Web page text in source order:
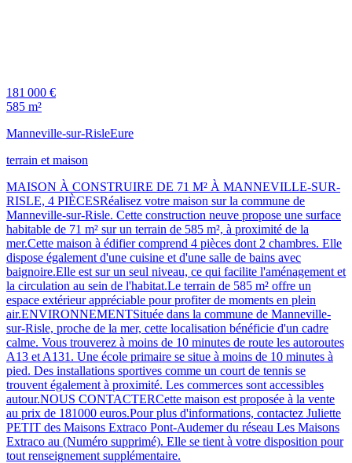
181 000 €
585 m²
Manneville-sur-RisleEure
terrain et maison
MAISON À CONSTRUIRE DE 71 M² À MANNEVILLE-SUR-
RISLE, 4 PIÈCESRéalisez votre maison sur la commune de
Manneville-sur-Risle. Cette construction neuve propose une surface
habitable de 71 m² sur un terrain de 585 m², à proximité de la
mer.Cette maison à édifier comprend 4 pièces dont 2 chambres. Elle
dispose également d'une cuisine et d'une salle de bains avec
baignoire.Elle est sur un seul niveau, ce qui facilite l'aménagement et
la circulation au sein de l'habitat.Le terrain de 585 m² offre un
espace extérieur appréciable pour profiter de moments en plein
air.ENVIRONNEMENTSituée dans la commune de Manneville-
sur-Risle, proche de la mer, cette localisation bénéficie d'un cadre
calme. Vous trouverez à moins de 10 minutes de route les autoroutes
A13 et A131. Une école primaire se situe à moins de 10 minutes à
pied. Des installations sportives comme un court de tennis se
trouvent également à proximité. Les commerces sont accessibles
autour.NOUS CONTACTERCette maison est proposée à la vente
au prix de 181000 euros.Pour plus d'informations, contactez Juliette
PETIT des Maisons Extraco Pont-Audemer du réseau Les Maisons
Extraco au (Numéro supprimé). Elle se tient à votre disposition pour
tout renseignement supplémentaire.